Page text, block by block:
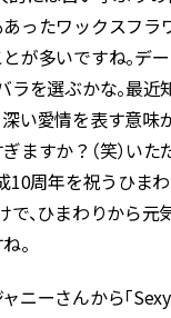
ったワックスフラ
が多いですね。デ
ラを選ぶかな。最近
い愛情を表す意味
ますか？（笑）い
10周年を祝うひま
で、ひまわりから
。
ニーさんから「